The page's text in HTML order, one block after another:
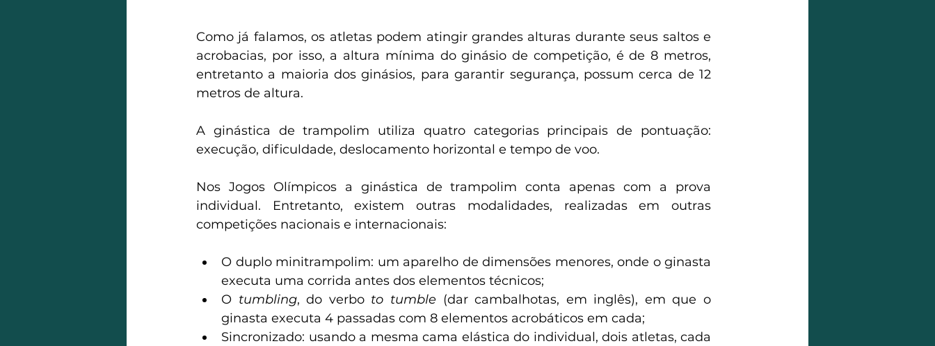
Como já falamos, os atletas podem atingir grandes alturas durante seus saltos e
acrobacias, por isso, a altura mínima do ginásio de competição, é de 8 metros,
entretanto a maioria dos ginásios, para garantir segurança, possum cerca de 12
metros de altura.
A ginástica de trampolim utiliza quatro categorias principais de pontuação:
execução, dificuldade, deslocamento horizontal e tempo de voo.
Nos Jogos Olímpicos a ginástica de trampolim conta apenas com a prova
individual. Entretanto, existem outras modalidades, realizadas em outras
competições nacionais e internacionais:
O duplo minitrampolim: um aparelho de dimensões menores, onde o ginasta
executa uma corrida antes dos elementos técnicos;
O tumbling, do verbo to tumble (dar cambalhotas, em inglês), em que o
ginasta executa 4 passadas com 8 elementos acrobáticos em cada;
Sincronizado: usando a mesma cama elástica do individual, dois atletas, cada